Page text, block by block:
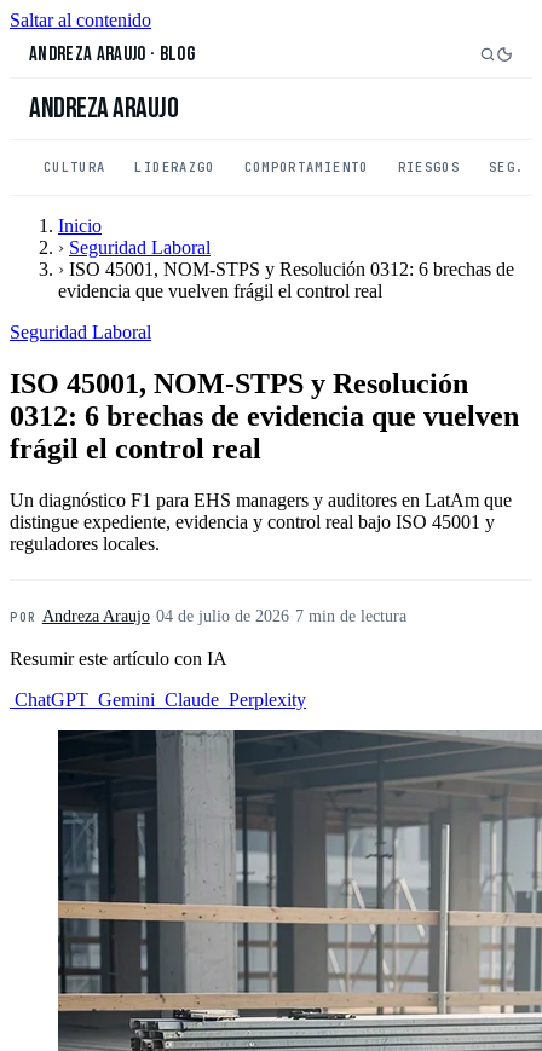
Saltar al contenido
Andreza Araujo · Blog
Andreza Araujo
CULTURA LIDERAZGO COMPORTAMIENTO RIESGOS SEG.
Inicio
› Seguridad Laboral
› ISO 45001, NOM-STPS y Resolución 0312: 6 brechas de
evidencia que vuelven frágil el control real
Seguridad Laboral
ISO 45001, NOM-STPS y Resolución
0312: 6 brechas de evidencia que vuelven
frágil el control real
Un diagnóstico F1 para EHS managers y auditores en LatAm que
distingue expediente, evidencia y control real bajo ISO 45001 y
reguladores locales.
POR Andreza Araujo· 04 de julio de 2026· 7 min de lectura
Resumir este artículo con IA
ChatGPT Gemini Claude Perplexity